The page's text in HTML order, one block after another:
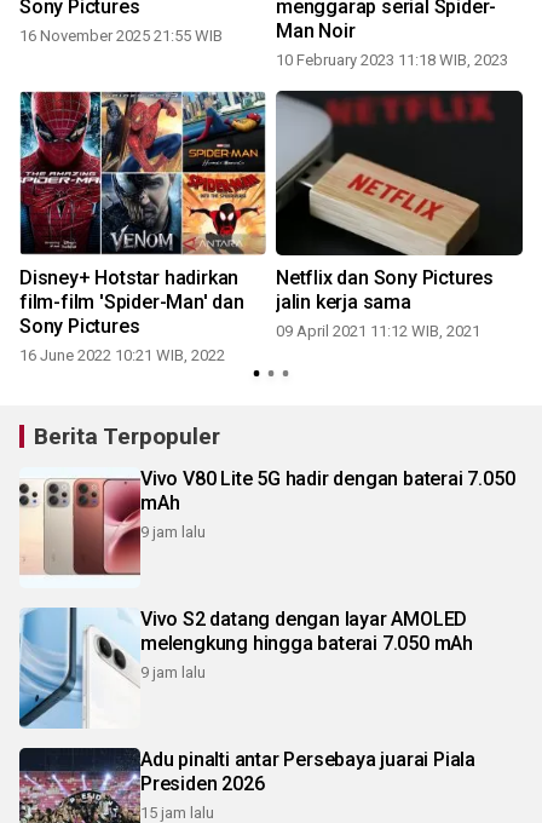
Sony Pictures
16 November 2025 21:55 WIB
menggarap serial Spider-
Man Noir
10 February 2023 11:18 WIB, 2023
Disney+ Hotstar hadirkan
film-film 'Spider-Man' dan
Sony Pictures
16 June 2022 10:21 WIB, 2022
Netflix dan Sony Pictures
jalin kerja sama
09 April 2021 11:12 WIB, 2021
Berita Terpopuler
Vivo V80 Lite 5G hadir dengan baterai 7.050
mAh
9 jam lalu
Vivo S2 datang dengan layar AMOLED
melengkung hingga baterai 7.050 mAh
9 jam lalu
Adu pinalti antar Persebaya juarai Piala
Presiden 2026
15 jam lalu